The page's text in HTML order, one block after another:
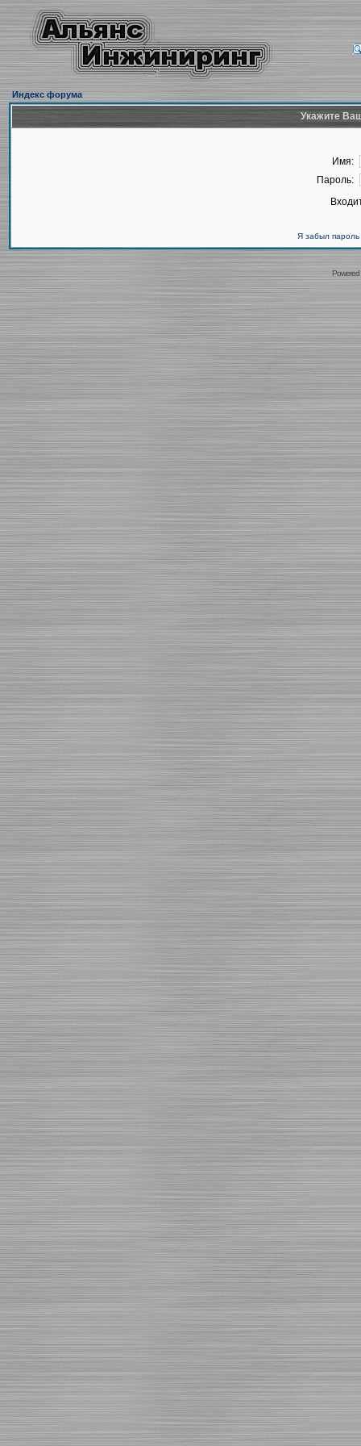
Индекс форума
Укажите
Имя:
Пароль:
Я забыл пароль